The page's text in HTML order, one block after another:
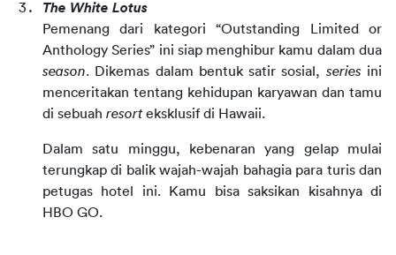
The White Lotus
Pemenang dari kategori “Outstanding Limited or
season. Dikemas dalam bentuk satir sosial, series ini
menceritakan tentang kehidupan karyawan dan tamu
di sebuah resort eksklusif di Hawaii.
Dalam satu minggu, kebenaran yang gelap mulai
terungkap di balik wajah-wajah bahagia para turis dan
petugas hotel ini. Kamu bisa saksikan kisahnya di
HBO GO.